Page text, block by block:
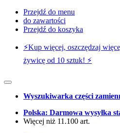
Przejdź do menu
do zawartości
Przejdź do koszyka
⚡️Kup więcej, oszczędzaj
żywicę od 10 sztuk! ⚡️
Wyszukiwarka części
Polska: Darmowa wysyłka
Więcej niż 11.100 art.